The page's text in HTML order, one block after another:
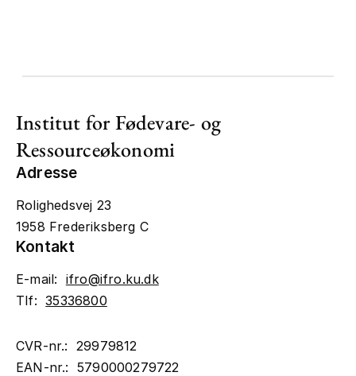
Institut for Fødevare- og
Ressourceøkonomi
Adresse
Rolighedsvej 23
1958 Frederiksberg C
Kontakt
E-mail: ifro@ifro.ku.dk
Tlf:35336800
CVR-nr.: 29979812
EAN-nr.: 5790000279722